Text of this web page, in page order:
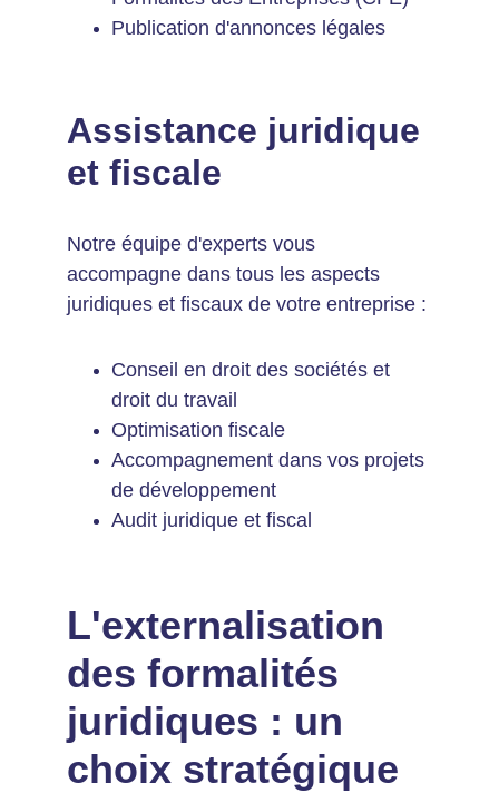
Publication d'annonces légales
Assistance juridique
et fiscale
Notre équipe d'experts vous
accompagne dans tous les aspects
juridiques et fiscaux de votre entreprise :
Conseil en droit des sociétés et
droit du travail
Optimisation fiscale
Accompagnement dans vos projets
de développement
Audit juridique et fiscal
L'externalisation
des formalités
juridiques : un
choix stratégique